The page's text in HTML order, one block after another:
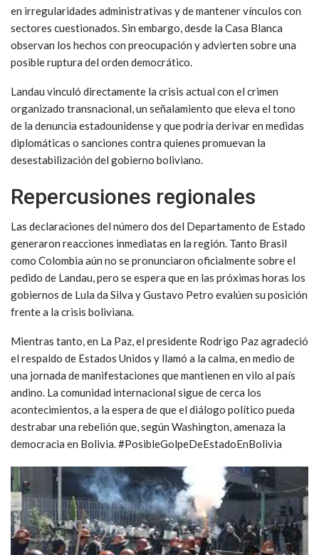
en irregularidades administrativas y de mantener vínculos con
sectores cuestionados. Sin embargo, desde la Casa Blanca
observan los hechos con preocupación y advierten sobre una
posible ruptura del orden democrático.
Landau vinculó directamente la crisis actual con el crimen
organizado transnacional, un señalamiento que eleva el tono
de la denuncia estadounidense y que podría derivar en medidas
diplomáticas o sanciones contra quienes promuevan la
desestabilización del gobierno boliviano.
Repercusiones regionales
Las declaraciones del número dos del Departamento de Estado
generaron reacciones inmediatas en la región. Tanto Brasil
como Colombia aún no se pronunciaron oficialmente sobre el
pedido de Landau, pero se espera que en las próximas horas los
gobiernos de Lula da Silva y Gustavo Petro evalúen su posición
frente a la crisis boliviana.
Mientras tanto, en La Paz, el presidente Rodrigo Paz agradeció
el respaldo de Estados Unidos y llamó a la calma, en medio de
una jornada de manifestaciones que mantienen en vilo al país
andino. La comunidad internacional sigue de cerca los
acontecimientos, a la espera de que el diálogo político pueda
destrabar una rebelión que, según Washington, amenaza la
democracia en Bolivia. #PosibleGolpeDeEstadoEnBolivia